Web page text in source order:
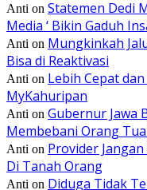
Anti on Statemen Dedi
Media ‘ Bikin Gaduh
Anti on Mungkinkah
Bisa di Reaktivasi
Anti on Lebih Cepat
MyKahuripan
Anti on Gubernur Jawa
Membebani Orang
Anti on Provider
Di Tanah Orang
Anti on Diduga Tidak